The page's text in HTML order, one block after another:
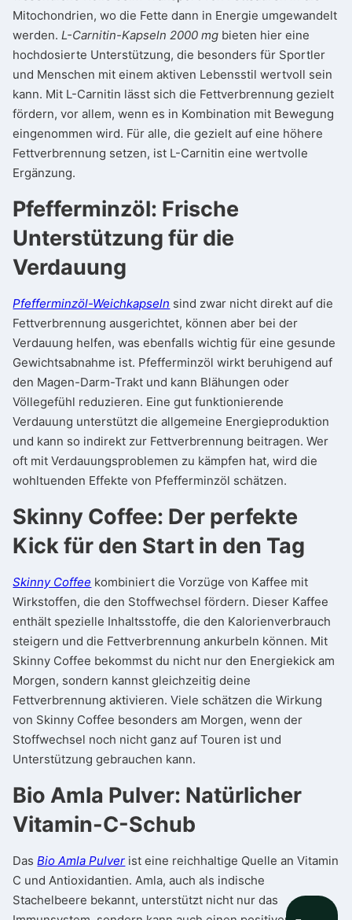
Mitochondrien, wo die Fette dann in Energie umgewandelt
werden.L-Carnitin-Kapseln 2000 mg bieten hier eine
hochdosierte Unterstützung, die besonders für Sportler
und Menschen mit einem aktiven Lebensstil wertvoll sein
kann. Mit L-Carnitin lässt sich die Fettverbrennung gezielt
fördern, vor allem, wenn es in Kombination mit Bewegung
eingenommen wird. Für alle, die gezielt auf eine höhere
Fettverbrennung setzen, ist L-Carnitin eine wertvolle
Ergänzung.
Pfefferminzöl: Frische
Unterstützung für die
Verdauung
Pfefferminzöl-Weichkapseln sind zwar nicht direkt auf die
Fettverbrennung ausgerichtet, können aber bei der
Verdauung helfen, was ebenfalls wichtig für eine gesunde
Gewichtsabnahme ist. Pfefferminzöl wirkt beruhigend auf
den Magen-Darm-Trakt und kann Blähungen oder
Völlegefühl reduzieren. Eine gut funktionierende
Verdauung unterstützt die allgemeine Energieproduktion
und kann so indirekt zur Fettverbrennung beitragen. Wer
oft mit Verdauungsproblemen zu kämpfen hat, wird die
wohltuenden Effekte von Pfefferminzöl schätzen.
Skinny Coffee: Der perfekte
Kick für den Start in den Tag
Skinny Coffee kombiniert die Vorzüge von Kaffee mit
Wirkstoffen, die den Stoffwechsel fördern. Dieser Kaffee
enthält spezielle Inhaltsstoffe, die den Kalorienverbrauch
steigern und die Fettverbrennung ankurbeln können. Mit
Skinny Coffee bekommst du nicht nur den Energiekick am
Morgen, sondern kannst gleichzeitig deine
Fettverbrennung aktivieren. Viele schätzen die Wirkung
von Skinny Coffee besonders am Morgen, wenn der
Stoffwechsel noch nicht ganz auf Touren ist und
Unterstützung gebrauchen kann.
Bio Amla Pulver: Natürlicher
Vitamin-C-Schub
DasBio Amla Pulver ist eine reichhaltige Quelle an Vitamin
C und Antioxidantien. Amla, auch als indische
Stachelbeere bekannt, unterstützt nicht nur das